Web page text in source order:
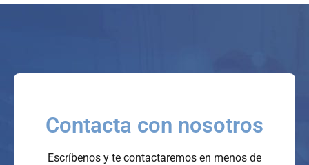
Contacta con nosotros
Escríbenos y te contactaremos en menos de